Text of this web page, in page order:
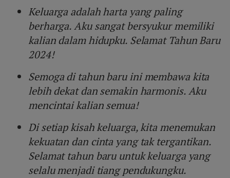
Keluarga adalah harta yang paling
berharga. Aku sangat bersyukur memiliki
kalian dalam hidupku. Selamat Tahun Baru
2024!
Semoga di tahun baru ini membawa kita
lebih dekat dan semakin harmonis. Aku
mencintai kalian semua!
Di setiap kisah keluarga, kita menemukan
kekuatan dan cinta yang tak tergantikan.
Selamat tahun baru untuk keluarga yang
selalu menjadi tiang pendukungku.